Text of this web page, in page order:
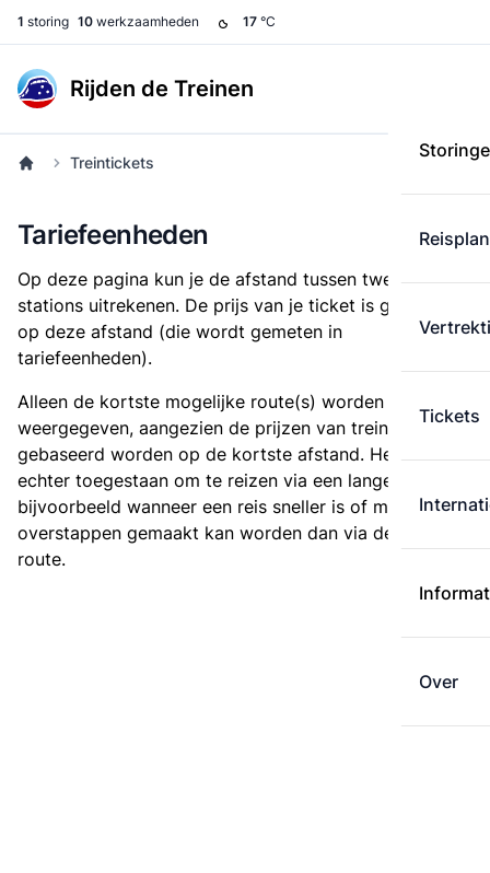
1 storing 10 werkzaamheden 17 °C
Rijden de Treinen
Tickets
Over
Treintickets
Tariefeenheden
Op deze pagina kun je de afstand tussen twee
stations uitrekenen. De prijs van je ticket is gebaseerd
op deze afstand (die wordt gemeten in
tariefeenheden).
Alleen de kortste mogelijke route(s) worden
weergegeven, aangezien de prijzen van treintickets
gebaseerd worden op de kortste afstand. Het is
echter toegestaan om te reizen via een langere route,
bijvoorbeeld wanneer een reis sneller is of met minder
overstappen gemaakt kan worden dan via de kortste
route.